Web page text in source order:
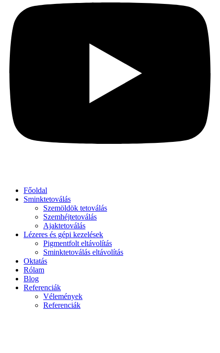
Főoldal
Sminktetoválás
Szemöldök tetoválás
Szemhéjtetoválás
Ajaktetoválás
Lézeres és gépi kezelések
Pigmentfolt eltávolítás
Sminktetoválás eltávolítás
Oktatás
Rólam
Blog
Referenciák
Vélemények
Referenciák